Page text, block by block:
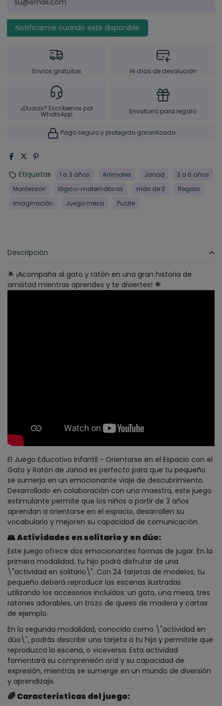
Envíos gratuitos 14 días de devolución
¿Dudas? Escríbenos por
WhatsApp Envoltorio para regalo
Pago seguro y protegido garantizado
Etiquetas 1 a 3 años Animales Janod
3 a 6 años
Montessori
lógico-matemáticas más de 3
Regalo
imaginación
Juego mesa Puzzle
Descripción
🌟 ¡Acompaña al gato y ratón en una gran historia de
amistad mientras aprendes y te diviertes! 🌟
El Juego Educativo Infantil - Orientarse en el Espacio con el
Gato y Ratón de Janod es perfecto para que tu pequeño
se sumerja en un emocionante viaje de descubrimiento.
Desarrollado en colaboración con una maestra, este juego
estimulante permite que los niños a partir de 3 años
aprendan a orientarse en el espacio, desarrollen su
vocabulario y mejoren su capacidad de comunicación.
👥Actividades en solitario y en dúo:
Este juego ofrece dos emocionantes formas de jugar. En la
primera modalidad, tu hijo podrá disfrutar de una
\"actividad en solitario\". Con 24 tarjetas de modelos, tu
pequeño deberá reproducir las escenas ilustradas
utilizando los accesorios incluidos: un gato, una mesa, tres
ratones adorables, un trozo de queso de madera y cartas
de ejemplo.
En la segunda modalidad, conocida como \"actividad en
dúo\", podrás describir una tarjeta a tu hijo y permitirle que
reproduzca la escena, o viceversa. Esta actividad
fomentará su comprensión oral y su capacidad de
expresión, mientras se sumerge en un mundo de diversión
y aprendizaje.
🌈Características del juego: